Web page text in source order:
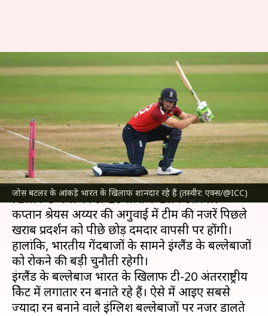
जोस बटलर के आंकड़े भारत के खिलाफ शानदार रहे हैं (तस्वीर: एक्स/@ICC)
टी-20 अंतरराष्ट्रीय: भारत के खिलाफ
इंग्लैंड के इन बल्लेबाजों ने बनाए हैं
लेखन आदर्श कुमार Jun 29, 2026 11:56 pm
क्या है खबर?
भारतीय क्रिकेट टीमएक जुलाई सेइंग्लैंड क्रिकेट टीमके
खिलाफ 5 मैचों की टी-20 सीरीज खेलने उतरेगी।
कप्तान श्रेयस अय्यर की अगुवाई में टीम की नजरें पिछले
खराब प्रदर्शन को पीछे छोड़ दमदार वापसी पर होंगी।
हालांकि, भारतीय गेंदबाजों के सामने इंग्लैंड के बल्लेबाजों
को रोकने की बड़ी चुनौती रहेगी।
इंग्लैंड के बल्लेबाज भारत के खिलाफ टी-20 अंतरराष्ट्रीय
क्रिकेट में लगातार रन बनाते रहे हैं। ऐसे में आइए सबसे
ज्यादा रन बनाने वाले इंग्लिश बल्लेबाजों पर नजर डालते